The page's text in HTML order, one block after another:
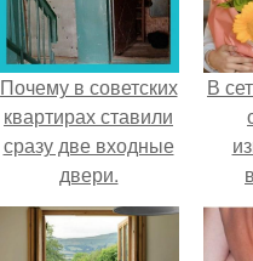
Почему в советских
квартирах ставили
сразу две входные
двери.
В